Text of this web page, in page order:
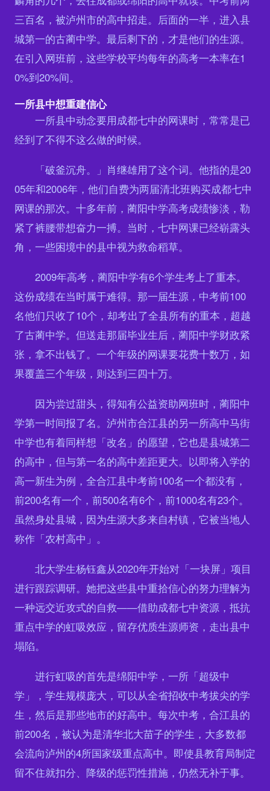
三百名，被泸州市的高中招走。后面的一半，进入县
城第一的古蔺中学。最后剩下的，才是他们的生源。
在引入网班前，这些学校平均每年的高考一本率在1
0%到20%间。
一所县中想重建信心
一所县中动念要用成都七中的网课时，常常是已
经到了不得不这么做的时候。
「破釜沉舟。」肖继雄用了这个词。他指的是20
05年和2006年，他们自费为两届清北班购买成都七中
网课的那次。十多年前，蔺阳中学高考成绩惨淡，勒
紧了裤腰带想奋力一搏。当时，七中网课已经崭露头
角，一些困境中的县中视为救命稻草。
2009年高考，蔺阳中学有6个学生考上了重本。
这份成绩在当时属于难得。那一届生源，中考前100
名他们只收了10个，却考出了全县所有的重本，超越
了古蔺中学。但送走那届毕业生后，蔺阳中学财政紧
张，拿不出钱了。一个年级的网课要花费十数万，如
果覆盖三个年级，则达到三四十万。
因为尝过甜头，得知有公益资助网班时，蔺阳中
学第一时间报了名。泸州市合江县的另一所高中马街
中学也有着同样想「改名」的愿望，它也是县城第二
的高中，但与第一名的高中差距更大。以即将入学的
高一新生为例，全合江县中考前100名一个都没有，
前200名有一个，前500名有6个，前1000名有23个。
虽然身处县城，因为生源大多来自村镇，它被当地人
称作「农村高中」。
北大学生杨钰鑫从2020年开始对「一块屏」项目
进行跟踪调研。她把这些县中重拾信心的努力理解为
一种远交近攻式的自救——借助成都七中资源，抵抗
重点中学的虹吸效应，留存优质生源师资，走出县中
塌陷。
进行虹吸的首先是绵阳中学，一所「超级中
学」，学生规模庞大，可以从全省招收中考拔尖的学
生，然后是那些地市的好高中。每次中考，合江县的
前200名，被认为是清华北大苗子的学生，大多数都
会流向泸州的4所国家级重点高中。即使县教育局制定
留不住就扣分、降级的惩罚性措施，仍然无补于事。